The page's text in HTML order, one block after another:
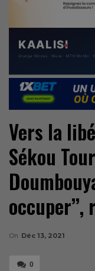
Vers la
Sékou
On Déc 13, 2021
0